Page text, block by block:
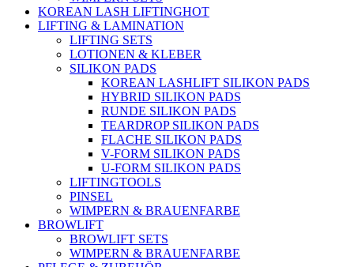
KOREAN LASH LIFTINGHOT
LIFTING & LAMINATION
LIFTING SETS
LOTIONEN & KLEBER
SILIKON PADS
KOREAN LASHLIFT SILIKON PADS
HYBRID SILIKON PADS
RUNDE SILIKON PADS
TEARDROP SILIKON PADS
FLACHE SILIKON PADS
V-FORM SILIKON PADS
U-FORM SILIKON PADS
LIFTINGTOOLS
PINSEL
WIMPERN & BRAUENFARBE
BROWLIFT
BROWLIFT SETS
WIMPERN & BRAUENFARBE